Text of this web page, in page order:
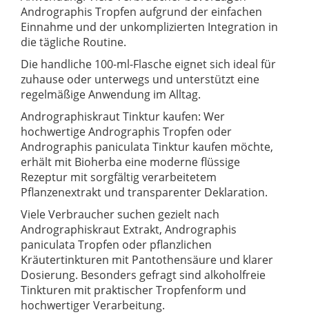
Andrographis Tropfen aufgrund der einfachen
Einnahme und der unkomplizierten Integration in
die tägliche Routine.
Die handliche 100-ml-Flasche eignet sich ideal für
zuhause oder unterwegs und unterstützt eine
regelmäßige Anwendung im Alltag.
Andrographiskraut Tinktur kaufen: Wer
hochwertige Andrographis Tropfen oder
Andrographis paniculata Tinktur kaufen möchte,
erhält mit Bioherba eine moderne flüssige
Rezeptur mit sorgfältig verarbeitetem
Pflanzenextrakt und transparenter Deklaration.
Viele Verbraucher suchen gezielt nach
Andrographiskraut Extrakt, Andrographis
paniculata Tropfen oder pflanzlichen
Kräutertinkturen mit Pantothensäure und klarer
Dosierung. Besonders gefragt sind alkoholfreie
Tinkturen mit praktischer Tropfenform und
hochwertiger Verarbeitung.